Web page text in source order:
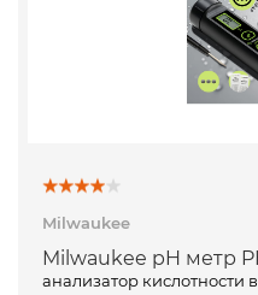
Milwaukee
Milwaukee pH метр
анализатор кислотности